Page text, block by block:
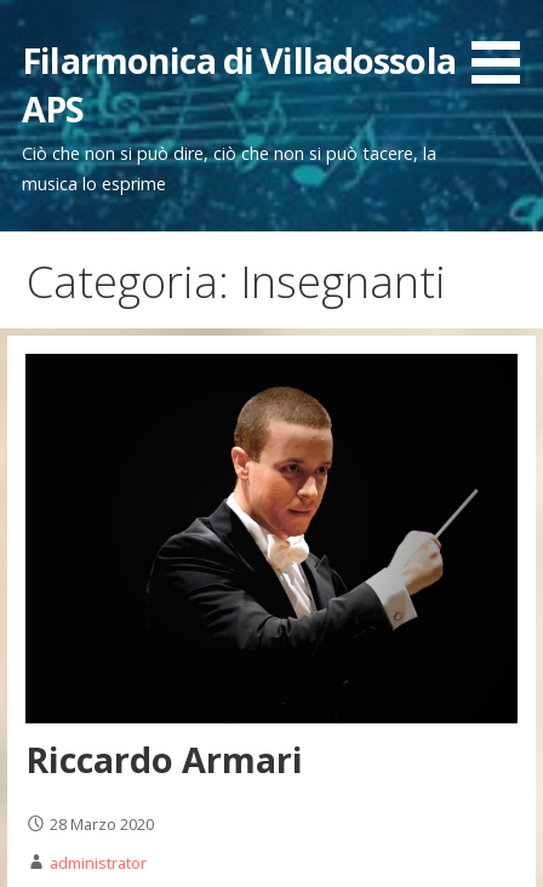
contenuto
Filarmonica di Villadossola
APS
Ciò che non si può dire, ciò che non si può tacere, la
musica lo esprime
Categoria: Insegnanti
Riccardo Armari
28 Marzo 2020
administrator